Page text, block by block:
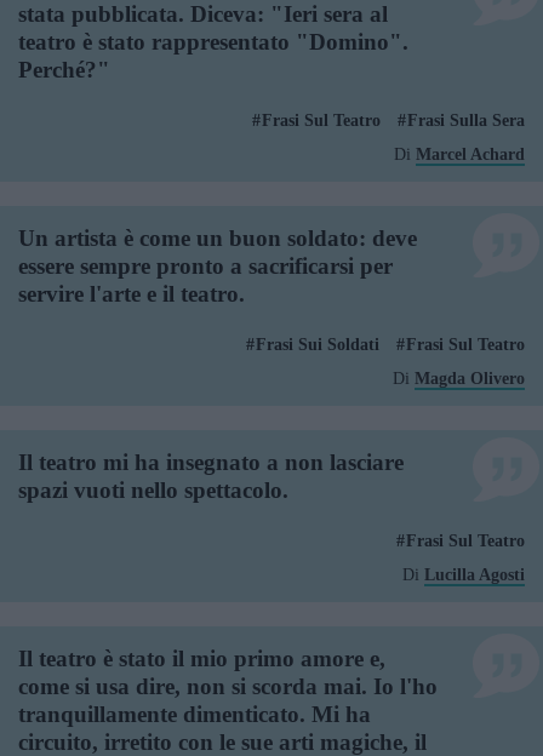
stata pubblicata. Diceva: "Ieri sera al
teatro è stato rappresentato "Domino".
Perché?"
Frasi Sul Teatro
Frasi Sulla Sera
Di Marcel Achard
Un artista è come un buon soldato: deve
essere sempre pronto a sacrificarsi per
servire l'arte e il teatro.
Frasi Sui Soldati
Frasi Sul Teatro
Di Magda Olivero
Il teatro mi ha insegnato a non lasciare
spazi vuoti nello spettacolo.
Frasi Sul Teatro
Di Lucilla Agosti
Il teatro è stato il mio primo amore e,
come si usa dire, non si scorda mai. Io l'ho
tranquillamente dimenticato. Mi ha
circuito, irretito con le sue arti magiche, il